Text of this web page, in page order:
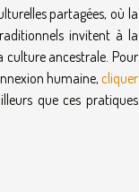
partagées, où la
invitent à la
culture ancestrale. Pour
humaine, cliquer
que ces pratiques